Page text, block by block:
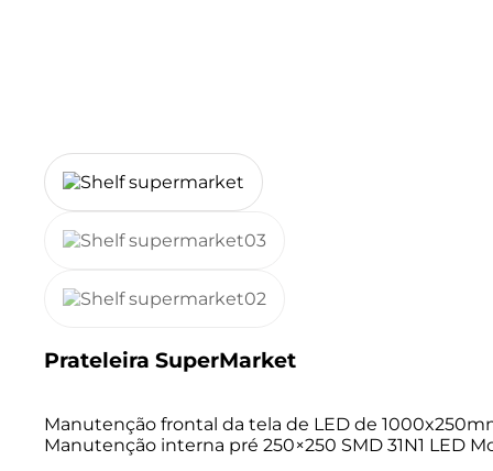
Prateleira SuperMarket
Manutenção frontal da tela de LED de
Manutenção interna pré 250×250 SMD 31N1 LED